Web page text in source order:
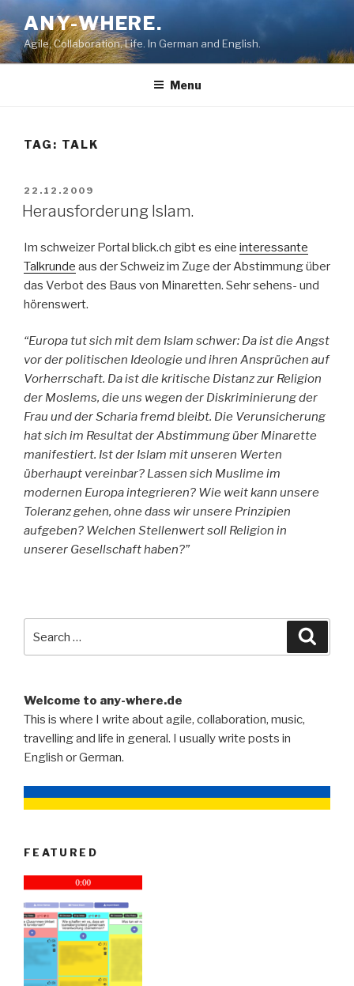
Skip
to
content
ANY-WHERE.
Agile, Collaboration, Life. In German and English.
Menu
TAG: TALK
POSTED
ON
22.12.2009
Herausforderung Islam.
Im schweizer Portal blick.ch gibt es eine interessante
Talkrunde aus der Schweiz im Zuge der Abstimmung über
das Verbot des Baus von Minaretten. Sehr sehens- und
hörenswert.
“Europa tut sich mit dem Islam schwer: Da ist die Angst
vor der politischen Ideologie und ihren Ansprüchen auf
Vorherrschaft. Da ist die kritische Distanz zur Religion
der Moslems, die uns wegen der Diskriminierung der
Frau und der Scharia fremd bleibt. Die Verunsicherung
hat sich im Resultat der Abstimmung über Minarette
manifestiert. Ist der Islam mit unseren Werten
überhaupt vereinbar? Lassen sich Muslime im
modernen Europa integrieren? Wie weit kann unsere
Toleranz gehen, ohne dass wir unsere Prinzipien
aufgeben? Welchen Stellenwert soll Religion in
unserer Gesellschaft haben?”
for:
Welcome to any-where.de
This is where I write about agile, collaboration, music,
travelling and life in general. I usually write posts in
English or German.
FEATURED